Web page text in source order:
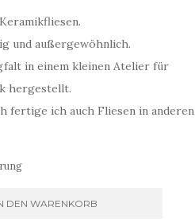
und außergewöhnlich.
in einem kleinen Atelier für
hergestellt.
fertige ich auch Fliesen in anderen
DEN WARENKORB